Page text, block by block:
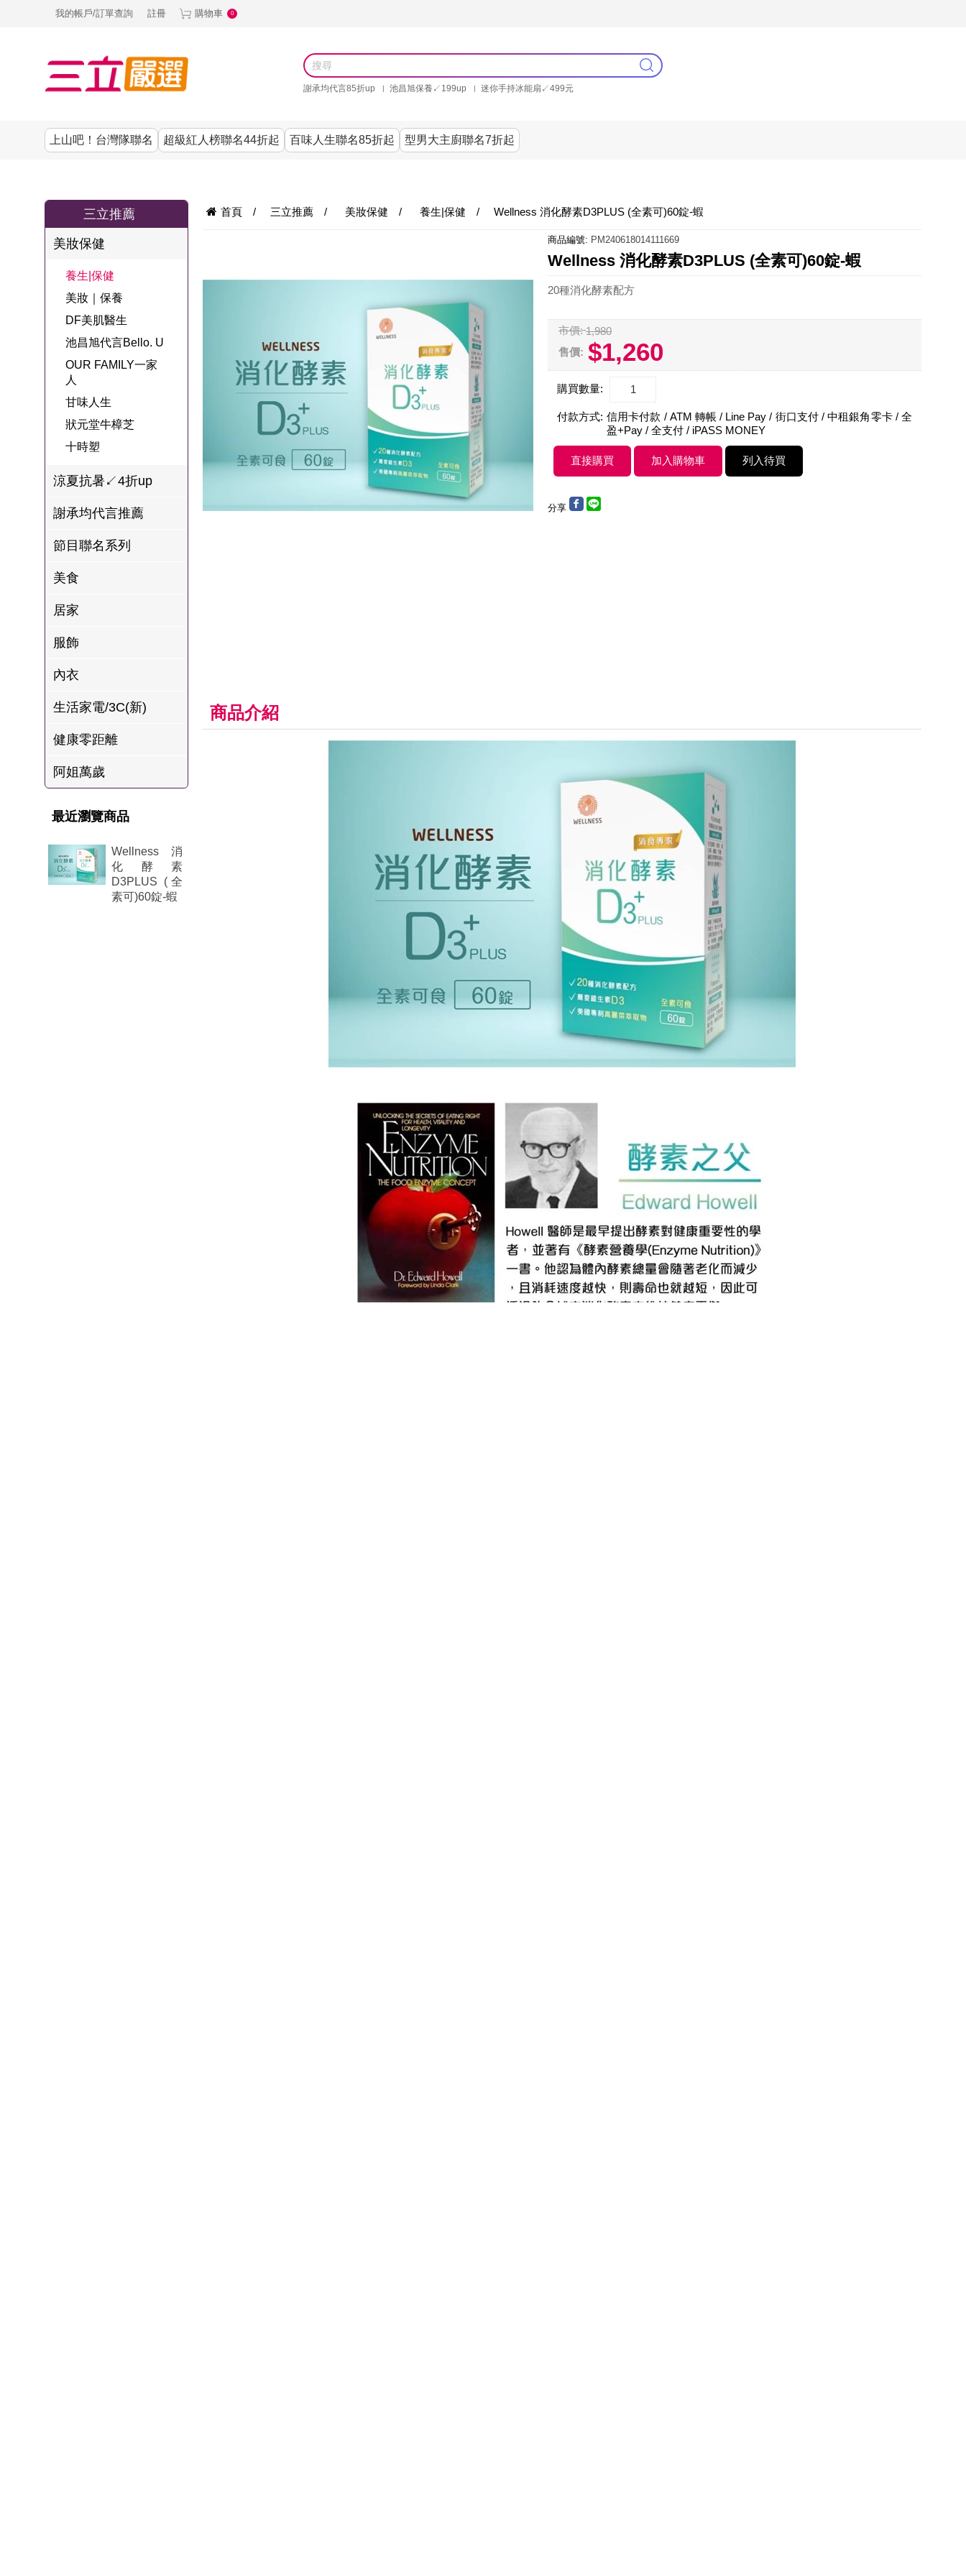
我的帳戶/訂單查詢 註冊 購物車 0
謝承均代言85折up 池昌旭保養↙199up
迷你手持冰能扇↙499元
上山吧！台灣隊聯名 超級紅人榜聯名44折起 百味人生聯名85折起 型男大主廚聯名7折起
古溜x五秀園
熱銷排行
夜聯名
名
型男大主廚聯
名
節目聯名商品
推薦
熱銷排行
品
焙
林聰明沙鍋魚
頭
冷藏 | 冷凍食品
李大娘手工水
三立X信海 星
鮮蝦蝦滑
愛雅辣呦
肉爐
海瑞摃丸
八兩排烤肉組
熱銷排行
清潔用品
寢具│床墊
宗教開運
ELVIS愛菲斯
寢具
Astonish英國潔
金健康石墨烯
台塑生醫
熱銷排行
機能服飾
配件
PP波瑟楓妮品
牌館
L’eBeauty包包
養生|保健
池昌旭代言
OUR FAMILY
甘味人生
十時塑
熱銷排行
女內褲
男內褲
NEONER
熱銷排行
美容專區
涼夏家電
3C
1MORE耳機
韓國
SKINASSET
甘味人生鍵力
肽↙85折
百味人生
三立推薦
美妝保健
養生|保健
美妝｜保養
DF美肌醫生
池昌旭代言Bello. U
OUR FAMILY一家
人
甘味人生
狀元堂牛樟芝
十時塑
涼夏抗暑↙4折up
謝承均代言推薦
節目聯名系列
美食
居家
服飾
內衣
生活家電/3C(新)
健康零距離
阿姐萬歲
最近瀏覽商品
Wellness 消
化酵素
D3PLUS (全
素可)60錠-蝦
首頁 / 三立推薦 / 美妝保健 / 養生|保健 / Wellness 消化酵素D3PLUS (全素可)60錠-蝦
商品編號: PM240618014111669
Wellness 消化酵素D3PLUS (全素可)60錠-蝦
20種消化酵素配方
市價: 1,980
售價: $1,260
購買數量:
付款方式: 信用卡付款 / ATM 轉帳 / Line Pay / 街口支付 / 中租銀角零卡 / 全
盈+Pay / 全支付 / iPASS MONEY
分享
商品介紹